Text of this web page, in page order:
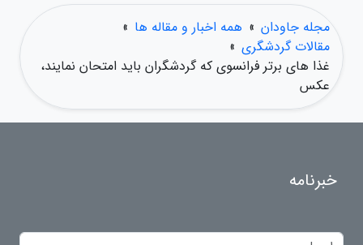
مجله جاودان » همه اخبار و مقاله ها »
مقالات گردشگری »
غذا های برتر فرانسوی که گردشگران باید امتحان نمایند،
عکس
خبرنامه